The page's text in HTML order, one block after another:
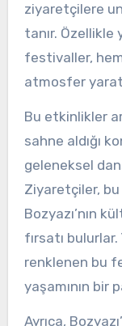
ziyaretçilere
tanır. Özellikle
festivaller,
atmosfer
Bu etkinlikler
sahne aldığı
geleneksel
Ziyaretçiler,
Bozyazı’nın
fırsatı bulurlar.
renklenen bu
yaşamının bir
Ayrıca,